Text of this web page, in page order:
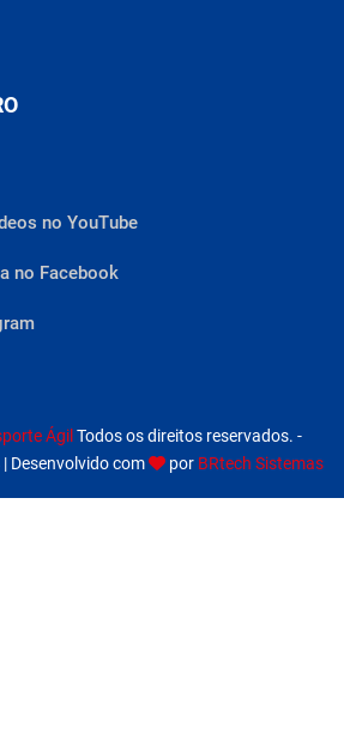
no YouTube
no Facebook
Ágil Todos os direitos reservados. -
Desenvolvido com
por BRtech Sistemas